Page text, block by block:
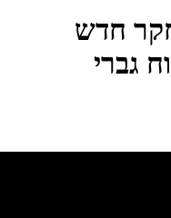
חדש
גברי